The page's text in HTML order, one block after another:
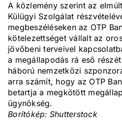
A közlemény szerint az
Külügyi Szolgálat
megbeszéléseken az OTP
kötelezettséget vállalt az
jövőbeni terveivel
a megállapodás rá eső
háború nemzetközi
arra számít, hogy az OTP
betartja a megkötött
ügynökség.
Borítókép: Shutterstock